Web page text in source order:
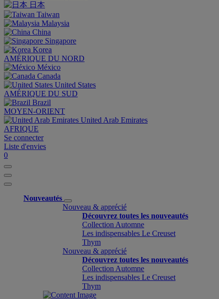
日本
Taiwan
Malaysia
China
Singapore
Korea
AMÉRIQUE DU NORD
México
Canada
United States
AMÉRIQUE DU SUD
Brazil
MOYEN-ORIENT
United Arab Emirates
AFRIQUE
Se connecter
Liste d'envies
0
Nouveautés
Nouveau & apprécié
Découvrez toutes les nouveautés
Collection Automne
Les indispensables Le Creuset
Thym
Nouveau & apprécié
Découvrez toutes les nouveautés
Collection Automne
Les indispensables Le Creuset
Thym